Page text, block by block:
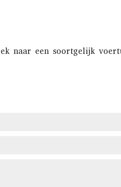
naar een soortgelijk